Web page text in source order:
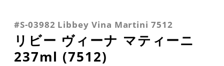
カクテルグラス (全サイズ)
#S-03982 Libbey Vina Martini 7512
リビー ヴィーナ マティーニ
237ml (7512)